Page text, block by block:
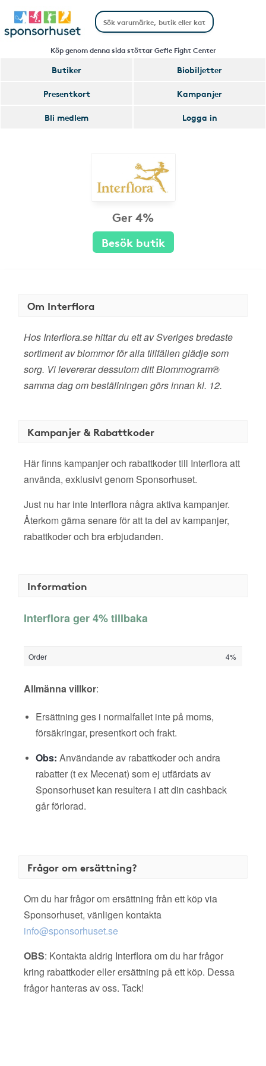
Köp genom denna sida stöttar Gefle Fight Center
Butiker
Biobiljetter
Presentkort
Kampanjer
Bli medlem
Logga in
Ger 4%
Besök butik
Om Interflora
Hos Interflora.se hittar du ett av Sveriges bredaste
sortiment av blommor för alla tillfällen glädje som
sorg. Vi levererar dessutom ditt Blommogram®
samma dag om beställningen görs innan kl. 12.
Kampanjer & Rabattkoder
Här finns kampanjer och rabattkoder till Interflora att
använda, exklusivt genom Sponsorhuset.
Just nu har inte Interflora några aktiva kampanjer.
Återkom gärna senare för att ta del av kampanjer,
rabattkoder och bra erbjudanden.
Information
Interflora ger 4% tillbaka
Order 4%
Allmänna villkor:
Ersättning ges i normalfallet inte på moms,
försäkringar, presentkort och frakt.
Obs: Användande av rabattkoder och andra
rabatter (t ex Mecenat) som ej utfärdats av
Sponsorhuset kan resultera i att din cashback
går förlorad.
Frågor om ersättning?
Om du har frågor om ersättning från ett köp via
Sponsorhuset, vänligen kontakta
info@sponsorhuset.se
OBS: Kontakta aldrig Interflora om du har frågor
kring rabattkoder eller ersättning på ett köp. Dessa
frågor hanteras av oss. Tack!